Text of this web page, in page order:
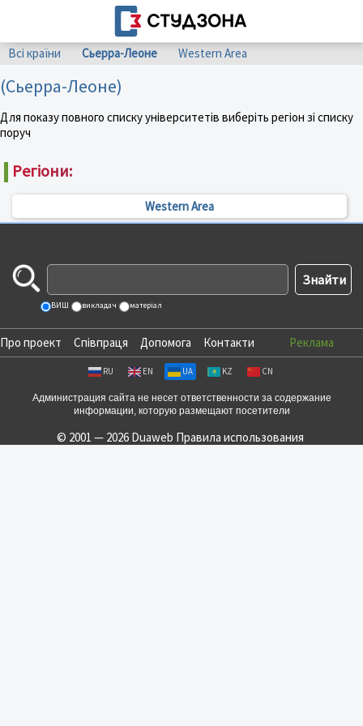
Всі країни Сьерра-Леоне Western Area
(Сьерра-Леоне)
Для показу повного списку університетів виберіть регіон зі списку
поруч
Регіони:
Western Area
ВИШ викладач матеріал
Про проект Співпраця Допомога Контакти Реклама
RU EN UA KZ CN
Администрация сайта не несет ответственности за содержание
информации, которую размещают посетители
© 2001 — 2026 Duaweb Правила использования